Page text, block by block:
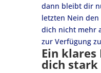
dann bleibt dir
letzten Nein den
dich nicht mehr
zur Verfügung
Ein
dich stark